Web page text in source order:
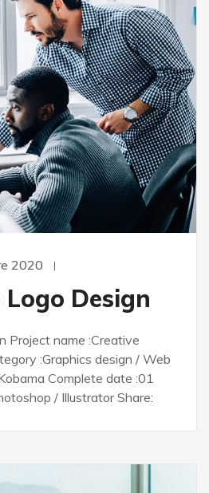
2020
Design
Project name :Creative
:Graphics design / Web
Complete date :01
/ Illustrator Share: